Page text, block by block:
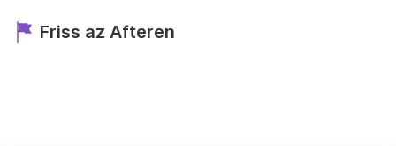
Friss az Afteren